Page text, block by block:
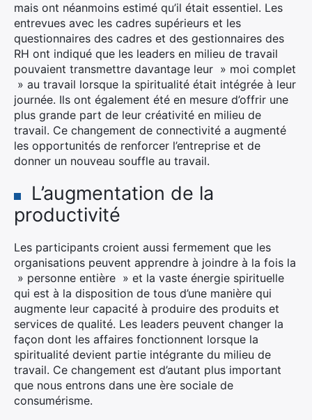
mais ont néanmoins estimé qu’il était essentiel. Les
entrevues avec les cadres supérieurs et les
questionnaires des cadres et des gestionnaires des
RH ont indiqué que les leaders en milieu de travail
pouvaient transmettre davantage leur » moi complet
» au travail lorsque la spiritualité était intégrée à leur
journée. Ils ont également été en mesure d’offrir une
plus grande part de leur créativité en milieu de
travail. Ce changement de connectivité a augmenté
les opportunités de renforcer l’entreprise et de
donner un nouveau souffle au travail.
L’augmentation de la
productivité
Les participants croient aussi fermement que les
organisations peuvent apprendre à joindre à la fois la
» personne entière » et la vaste énergie spirituelle
qui est à la disposition de tous d’une manière qui
augmente leur capacité à produire des produits et
services de qualité. Les leaders peuvent changer la
façon dont les affaires fonctionnent lorsque la
spiritualité devient partie intégrante du milieu de
travail. Ce changement est d’autant plus important
que nous entrons dans une ère sociale de
consumérisme.